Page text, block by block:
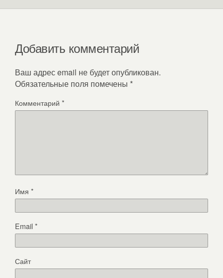
Добавить комментарий
Ваш адрес email не будет опубликован.
Обязательные поля помечены *
Комментарий *
Имя *
Email*
Сайт